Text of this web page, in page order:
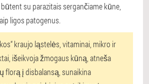
su parazitais sergančiame kūne,
ligos patogenus.
kraujo ląstelės, vitaminai, mikro ir
išeikvoja žmogaus kūną, atneša
florą į disbalansą, sunaikina